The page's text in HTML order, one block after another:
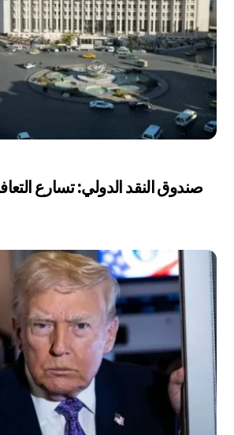
صندوق النقد الدولي: تسارع